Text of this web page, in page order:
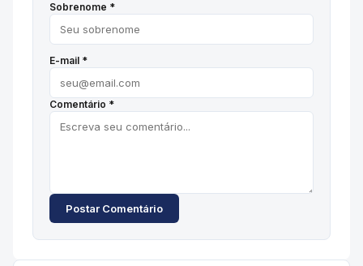
Sobrenome *
E-mail *
Comentário *
Postar Comentário